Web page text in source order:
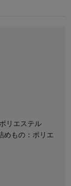
リエステル
めもの：ポリエ